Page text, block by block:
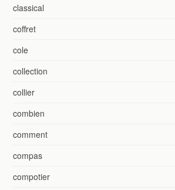
classical
coffret
cole
collection
collier
combien
comment
compas
compotier